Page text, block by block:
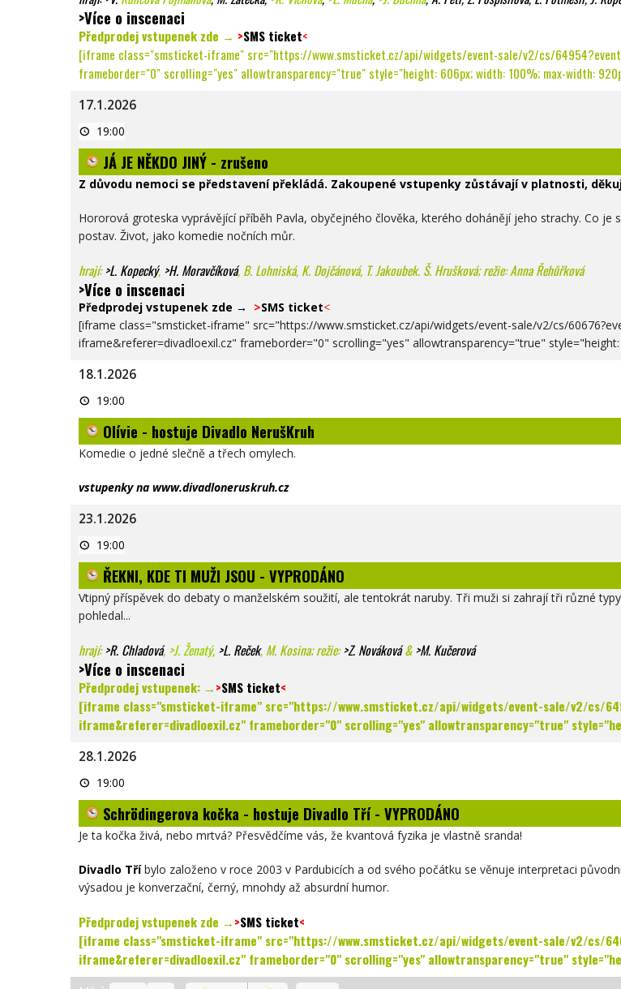
>Více o inscenaci
Předprodej vstupenek zde → >SMS ticket<
[iframe class="smsticket-iframe" src="https://www.smsticket.cz/api/widgets/event-sale/v2/cs/
frameborder="0" scrolling="yes" allowtransparency="true" style="height: 606px; width: 100%; max-width:
17.1.2026
JÁ
JE
NĚKDO
JINÝ
-
zrušeno
19:00
JÁ JE NĚKDO JINÝ - zrušeno
Z důvodu nemoci se představení překládá. Zakoupené vstupenky zůstávají v platnosti,
Hororová groteska vyprávějící příběh Pavla, obyčejného člověka, kterého dohánějí jeho strachy. Co
postav. Život, jako komedie nočních můr.
hrají:>L. Kopecký, >H. Moravčíková, B. Lohniská, K. Dojčánová, T. Jakoubek. Š. Hrušková; režie: Anna Řehůřková
>Více o inscenaci
Předprodej vstupenek zde → >SMS ticket<
[iframe class="smsticket-iframe" src="https://www.smsticket.cz/api/widgets/event-sale/v2/cs/
iframe&referer=divadloexil.cz" frameborder="0" scrolling="yes" allowtransparency="true"
18.1.2026
Olívie
-
hostuje
Divadlo
NerušKruh
19:00
Olívie - hostuje Divadlo NerušKruh
Komedie o jedné slečně a třech omylech.
vstupenky na www.divadloneruskruh.cz
23.1.2026
ŘEKNI,
KDE
TI
MUŽI
JSOU
-
VYPRODÁNO
19:00
ŘEKNI, KDE TI MUŽI JSOU - VYPRODÁNO
Vtipný příspěvek do debaty o manželském soužití, ale tentokrát naruby. Tři muži si zahrají tři různé
pohledal...
hrají:>R. Chladová, >J. Ženatý, >L. Reček, M. Kosina; režie:>Z. Nováková&>M. Kučerová
>Více o inscenaci
Předprodej vstupenek: →>SMS ticket<
[iframe class="smsticket-iframe" src="https://www.smsticket.cz/api/widgets/event-sale/v2/cs/
iframe&referer=divadloexil.cz" frameborder="0" scrolling="yes" allowtransparency="true"
28.1.2026
Schrödingerova
kočka
-
hostuje
Divadlo
Tří
-
19:00
Schrödingerova kočka - hostuje Divadlo Tří - VYPRODÁNO
Je ta kočka živá, nebo mrtvá? Přesvědčíme vás, že kvantová fyzika je vlastně sranda!
Divadlo Tříbylo založeno v roce 2003 v Pardubicích a od svého počátku se věnuje interpretaci
výsadou je konverzační, černý, mnohdy až absurdní humor.
Předprodej vstupenek zde →>SMS ticket<
[iframe class="smsticket-iframe" src="https://www.smsticket.cz/api/widgets/event-sale/v2/cs/
iframe&referer=divadloexil.cz" frameborder="0" scrolling="yes" allowtransparency="true"